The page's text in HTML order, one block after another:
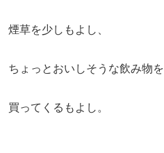
煙草を少しもよし、
ちょっとおいしそうな飲み物を
買ってくるもよし。